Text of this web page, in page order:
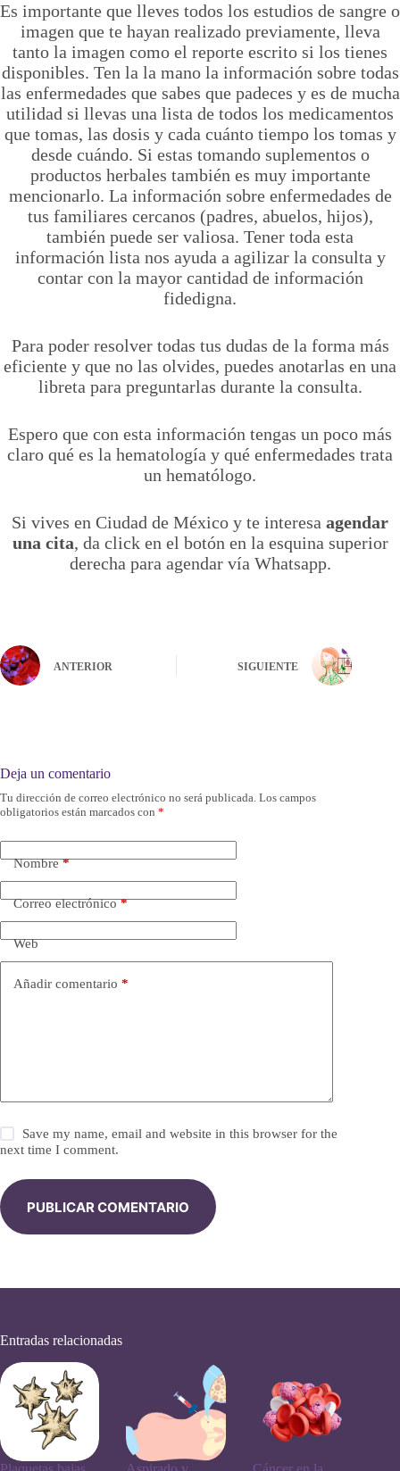
Es importante que lleves todos los estudios de sangre o
imagen que te hayan realizado previamente, lleva
tanto la imagen como el reporte escrito si los tienes
disponibles. Ten la la mano la información sobre todas
las enfermedades que sabes que padeces y es de mucha
utilidad si llevas una lista de todos los medicamentos
que tomas, las dosis y cada cuánto tiempo los tomas y
desde cuándo. Si estas tomando suplementos o
productos herbales también es muy importante
mencionarlo. La información sobre enfermedades de
tus familiares cercanos (padres, abuelos, hijos),
también puede ser valiosa. Tener toda esta
información lista nos ayuda a agilizar la consulta y
contar con la mayor cantidad de información
fidedigna.
Para poder resolver todas tus dudas de la forma más
eficiente y que no las olvides, puedes anotarlas en una
libreta para preguntarlas durante la consulta.
Espero que con esta información tengas un poco más
claro qué es la hematología y qué enfermedades trata
un hematólogo.
Si vives en Ciudad de México y te interesa agendar
una cita, da click en el botón en la esquina superior
derecha para agendar vía Whatsapp.
ANTERIOR SIGUIENTE
Deja un comentario
Tu dirección de correo electrónico no será publicada. Los campos
obligatorios están marcados con *
Nombre*
Correo electrónico*
Web
Añadir comentario *
Save my name, email and website in this browser for the
next time I comment.
PUBLICAR COMENTARIO
Entradas relacionadas